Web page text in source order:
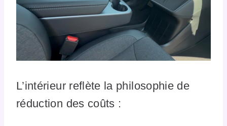
L’intérieur reflète la philosophie de
réduction des coûts :